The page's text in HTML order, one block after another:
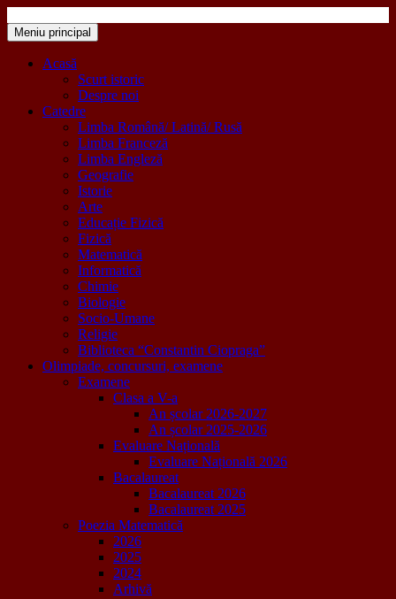
la
conținut
Colegiul Național „Mihail Sadoveanu” Pașcani
"Inima educației este educația inimii!"
Meniu principal
Acasă
Scurt istoric
Despre noi
Catedre
Limba Română/ Latină/ Rusă
Limba Franceză
Limba Engleză
Geografie
Istorie
Arte
Educație Fizică
Fizică
Matematică
Informatică
Chimie
Biologie
Socio-Umane
Religie
Biblioteca “Constantin Ciopraga”
Olimpiade, concursuri, examene
Examene
Clasa a V-a
An școlar 2026-2027
An școlar 2025-2026
Evaluare Națională
Evaluare Națională 2026
Bacalaureat
Bacalaureat 2026
Bacalaureat 2025
Poezia Matematică
2026
2025
2024
Arhivă